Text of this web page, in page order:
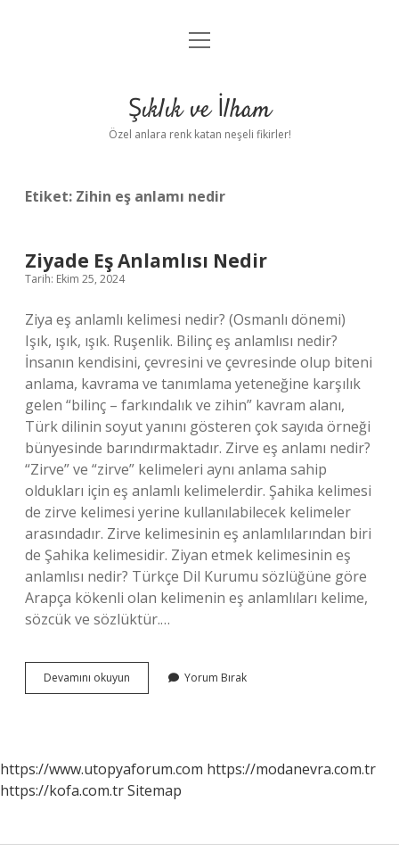
Anasayfa
Yasal Uyarı
menüyü
Şıklık ve İlham
Özel anlara renk katan neşeli fikirler!
Etiket: Zihin eş anlamı nedir
Ziyade Eş Anlamlısı Nedir
Tarih: Ekim 25, 2024
Ziya eş anlamlı kelimesi nedir? (Osmanlı dönemi)
Işık, ışık, ışık. Ruşenlik. Bilinç eş anlamlısı nedir?
İnsanın kendisini, çevresini ve çevresinde olup biteni
anlama, kavrama ve tanımlama yeteneğine karşılık
gelen “bilinç – farkındalık ve zihin” kavram alanı,
Türk dilinin soyut yanını gösteren çok sayıda örneği
bünyesinde barındırmaktadır. Zirve eş anlamı nedir?
“Zirve” ve “zirve” kelimeleri aynı anlama sahip
oldukları için eş anlamlı kelimelerdir. Şahika kelimesi
de zirve kelimesi yerine kullanılabilecek kelimeler
arasındadır. Zirve kelimesinin eş anlamlılarından biri
de Şahika kelimesidir. Ziyan etmek kelimesinin eş
anlamlısı nedir? Türkçe Dil Kurumu sözlüğüne göre
Arapça kökenli olan kelimenin eş anlamlıları kelime,
sözcük ve sözlüktür.…
Devamını okuyun
Eş
Yorum Bırak
https://www.utopyaforum.com https://modanevra.com.tr
https://kofa.com.trSitemap